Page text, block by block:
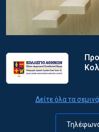
Δείτε όλα τα